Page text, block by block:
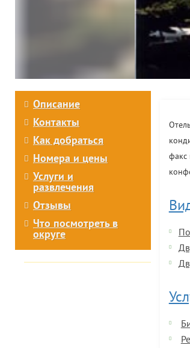
Описание
Контакты
Как добраться
Номера и цены
Услуги и
развлечения
Отзывы
Что посмотреть в
округе
факс